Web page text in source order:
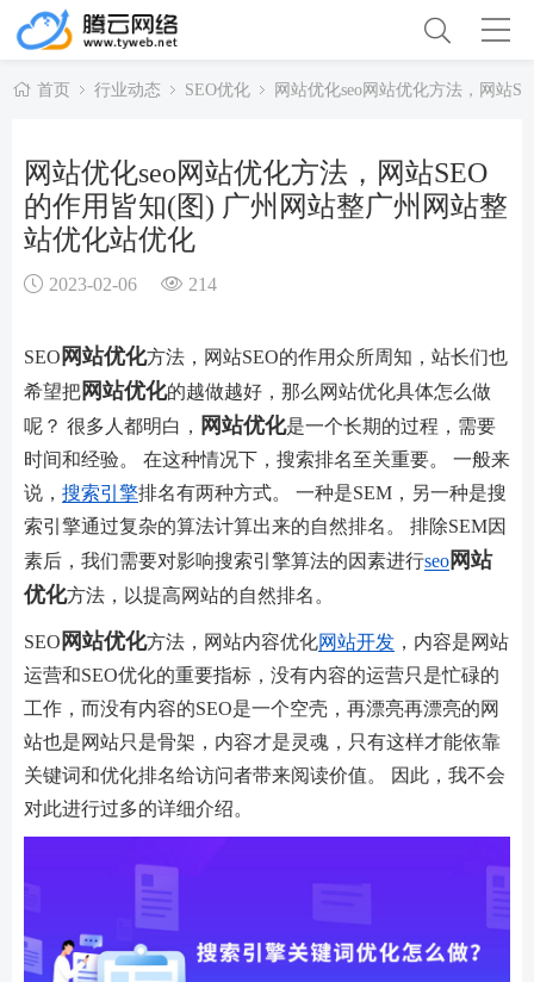
首页 行业动态 SEO优化 网站优化seo网站优化方法，网站
网站优化seo网站优化方法，网站SEO
的作用皆知(图) 广州网站整广州网站整
站优化站优化
2023-02-06 214
SEO 网站优化方法，网站SEO的作用众所周知，站长们也
希望把 网站优化的越做越好，那么网​​站优化具体怎么做
呢？ 很多人都明白，
网站优化是一个长期的过程，需要
时间和经验。 在这种情况下，搜索排名至关重要。 一般来
说， 搜索引擎排名有两种方式。 一种是SEM，另一种是搜
索引擎通过复杂的算法计算出来的自然排名。 排除SEM因
素后，我们需要对影响搜索引擎算法的因素进行seo网站
优化方法，以提高网站的自然排名。
SEO 网站优化方法，网站内容优化网站开发 ，内容是网站
运营和SEO优化的重要指标，没有内容的运营只是忙碌的
工作，而没有内容的SEO是一个空壳，再漂亮再漂亮的网
站也是网站只是骨架，内容才是灵魂，只有这样才能依靠
关键词和优化排名给访问者带来阅读价值。 因此，我不会
对此进行过多的详细介绍。